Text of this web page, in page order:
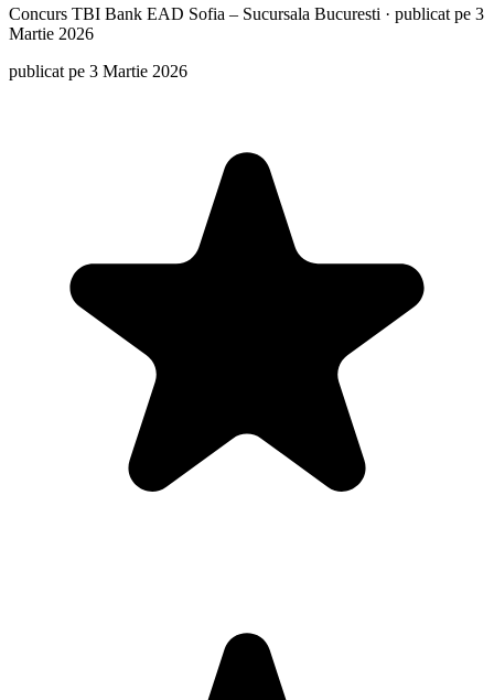
Concurs TBI Bank EAD Sofia – Sucursala Bucuresti · publicat pe 3
Martie 2026
publicat pe 3 Martie 2026